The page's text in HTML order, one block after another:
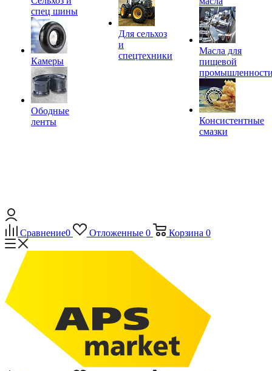
спец шины
Камеры
Ободные
ленты
Для сельхоз
и
спецтехники
Масла для
пищевой
Консистентные
смазки
Сравнение0 Отложенные 0 Корзина 0